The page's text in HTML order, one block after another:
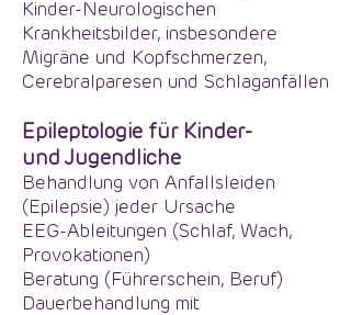
Kinder-Neurologischen
Krankheitsbilder, insbesondere
Migräne und Kopfschmerzen,
Cerebralparesen und Schlaganfällen
Epileptologie für Kinder-
und Jugendliche
Behandlung von Anfallsleiden
(Epilepsie) jeder Ursache
EEG-Ableitungen (Schlaf, Wach,
Provokationen)
Beratung (Führerschein, Beruf)
Dauerbehandlung mit